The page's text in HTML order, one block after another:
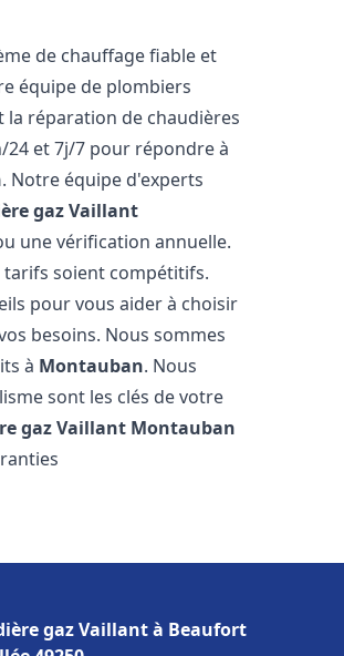
de chauffage fiable et
équipe de plombiers
la réparation de chaudières
24 et 7j/7 pour répondre à
. Notre équipe d'experts
gaz Vaillant
une vérification annuelle.
tarifs soient compétitifs.
pour vous aider à choisir
besoins. Nous sommes
à Montauban. Nous
sont les clés de votre
gaz Vaillant Montauban
gaz Vaillant à Beaufort